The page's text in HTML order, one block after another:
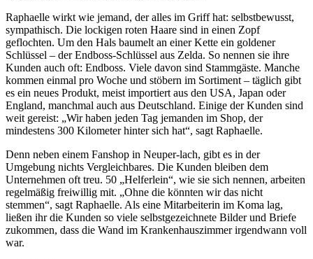
Raphaelle wirkt wie jemand, der alles im Griff hat: selbstbewusst,
sympathisch. Die lockigen roten Haare sind in einen Zopf
geflochten. Um den Hals baumelt an einer Kette ein goldener
Schlüssel – der Endboss-Schlüssel aus Zelda. So nennen sie ihre
Kunden auch oft: Endboss. Viele davon sind Stammgäste. Manche
kommen einmal pro Woche und stöbern im Sortiment – täglich gibt
es ein neues Produkt, meist importiert aus den USA, Japan oder
England, manchmal auch aus Deutschland. Einige der Kunden sind
weit gereist: „Wir haben jeden Tag jemanden im Shop, der
mindestens 300 Kilometer hinter sich hat“, sagt Raphaelle.
Denn neben einem Fanshop in Neuper-lach, gibt es in der
Umgebung nichts Vergleichbares. Die Kunden bleiben dem
Unternehmen oft treu. 50 „Helferlein“, wie sie sich nennen, arbeiten
regelmäßig freiwillig mit. „Ohne die könnten wir das nicht
stemmen“, sagt Raphaelle. Als eine Mitarbeiterin im Koma lag,
ließen ihr die Kunden so viele selbstgezeichnete Bilder und Briefe
zukommen, dass die Wand im Krankenhauszimmer irgendwann voll
war.